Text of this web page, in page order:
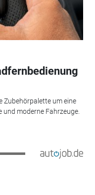
Zubehörpalette um eine
moderne Fahrzeuge.